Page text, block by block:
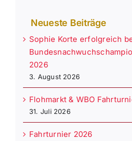
Neueste Beiträge
Sophie Korte erfolgreich
2026
3. August 2026
Flohmarkt & WBO
31. Juli 2026
Fahrturnier 2026